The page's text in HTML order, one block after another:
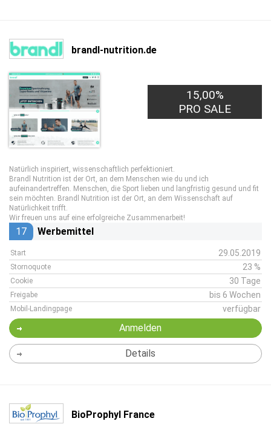
brandl-nutrition.de
15,00%
PRO SALE
Natürlich inspiriert, wissenschaftlich perfektioniert.
Brandl Nutrition ist der Ort, an dem Menschen wie du und ich
aufeinandertreffen. Menschen, die Sport lieben und langfristig gesund und fit
sein möchten. Brandl Nutrition ist der Ort, an dem Wissenschaft auf
Natürlichkeit trifft.
Wir freuen uns auf eine erfolgreiche Zusammenarbeit!
17 Werbemittel
Start 29.05.2019
Stornoquote 23 %
Cookie 30 Tage
Freigabe bis 6 Wochen
Mobil-Landingpage verfügbar
Anmelden
Details
BioProphyl France